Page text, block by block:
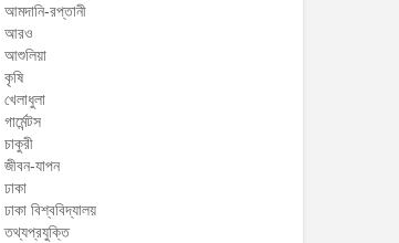
আমদানি-রপ্তানী
আরও
আশুলিয়া
কৃষি
খেলাধুলা
গার্মেন্টস
চাকুরী
জীবন-যাপন
ঢাকা
ঢাকা বিশ্ববিদ্যালয়
তথ্যপ্রযুক্তি